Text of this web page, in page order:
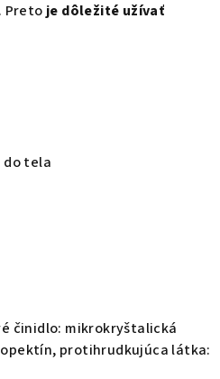
Preto je dôležité užívať
tela
činidlo: mikrokryštalická
protihrudkujúca látka: